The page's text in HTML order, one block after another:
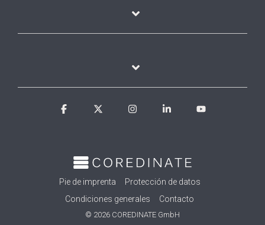
Pie de imprenta
Protección de datos
Condiciones generales
Contacto
© 2026 COREDINATE GmbH
Facebook InstagramLinkedin